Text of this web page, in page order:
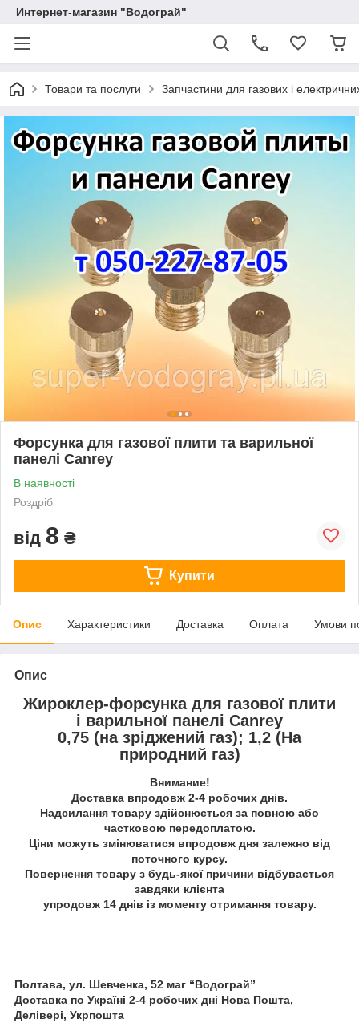
Интернет-магазин "Водограй"
Товари та послуги Запчастини для газових і
Форсунка для газової плити та варильної
панелі Canrey
В наявності
Роздріб
від 8 ₴
Купити
Опис Характеристики Доставка Оплата Умови
Опис
Жироклер-форсунка для газової плити
і варильної панелі Canrey
0,75 (на зріджений газ); 1,2 (На
природний газ)
Внимание!
Доставка впродовж 2-4 робочих днів.
Надсилання товару здійснюється за повною або
частковою передоплатою.
Ціни можуть змінюватися впродовж дня залежно від
поточного курсу.
Повернення товару з будь-якої причини відбувається
завдяки клієнта
упродовж 14 днів із моменту отримання товару.
Полтава, ул. Шевченка, 52 маг “Водограй”
Доставка по Україні 2-4 робочих дні Нова Пошта,
Делівері, Укрпошта